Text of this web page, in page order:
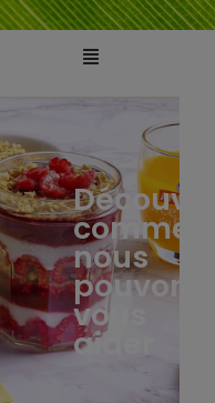
Découvrez
comment
nous
pouvons
vous
aider